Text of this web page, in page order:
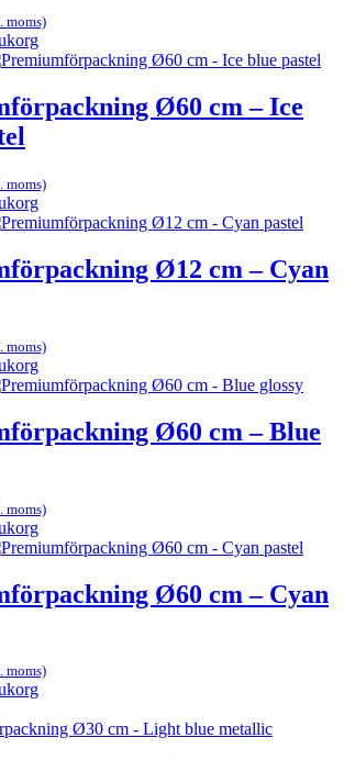
moms)
Ø60 cm – Ice
moms)
Ø12 cm – Cyan
moms)
Ø60 cm – Blue
moms)
Ø60 cm – Cyan
moms)